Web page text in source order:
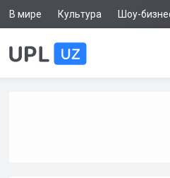
В мире Культура Шоу-